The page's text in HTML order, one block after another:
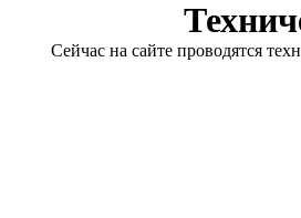
Сейчас на сайте проводятся